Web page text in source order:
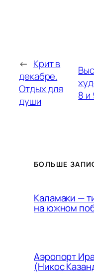
← Крит в
декабре.
Отдых для
души
8 и
БОЛЬШЕ
Каламаки —
на южном
Аэропорт
(Никос